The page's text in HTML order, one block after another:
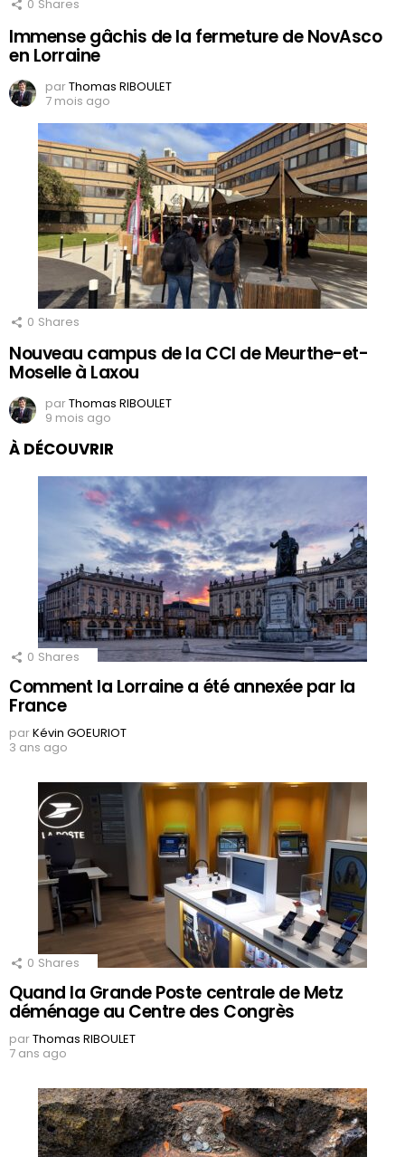
0 Shares
Immense gâchis de la fermeture de NovAsco
en Lorraine
parThomas RIBOULET
7 mois ago
0 Shares
Nouveau campus de la CCI de Meurthe-et-
Moselle à Laxou
parThomas RIBOULET
9 mois ago
À DÉCOUVRIR
0 Shares
Comment la Lorraine a été annexée par la
France
parKévin GOEURIOT
3 ans ago
0 Shares
Quand la Grande Poste centrale de Metz
déménage au Centre des Congrès
parThomas RIBOULET
7 ans ago